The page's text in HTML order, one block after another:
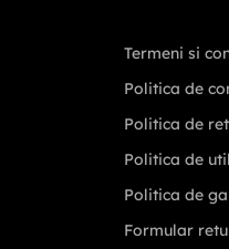
Termeni si
Politica de
Politica de
Politica de
Politica de
Formular